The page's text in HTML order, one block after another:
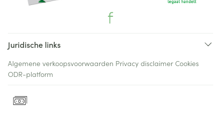
Juridische links
Algemene verkoopsvoorwaarden Privacy disclaimer Cookies
ODR-platform